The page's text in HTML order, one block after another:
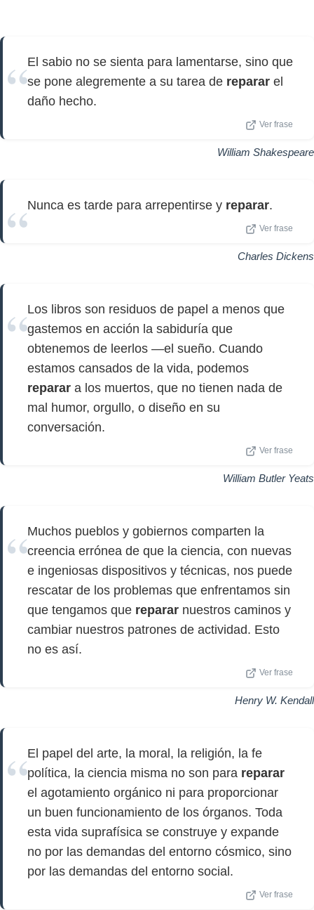
El sabio no se sienta para lamentarse, sino que
se pone alegremente a su tarea de reparar el
daño hecho.
Ver frase
William Shakespeare
Nunca es tarde para arrepentirse y reparar.
Ver frase
Charles Dickens
Los libros son residuos de papel a menos que
gastemos en acción la sabiduría que
obtenemos de leerlos —el sueño. Cuando
estamos cansados ​​de la vida, podemos
reparar a los muertos, que no tienen nada de
mal humor, orgullo, o diseño en su
conversación.
Ver frase
William Butler Yeats
Muchos pueblos y gobiernos comparten la
creencia errónea de que la ciencia, con nuevas
e ingeniosas dispositivos y técnicas, nos puede
rescatar de los problemas que enfrentamos sin
que tengamos que reparar nuestros caminos y
cambiar nuestros patrones de actividad. Esto
no es así.
Ver frase
Henry W. Kendall
El papel del arte, la moral, la religión, la fe
política, la ciencia misma no son para reparar
el agotamiento orgánico ni para proporcionar
un buen funcionamiento de los órganos. Toda
esta vida suprafísica se construye y expande
no por las demandas del entorno cósmico, sino
por las demandas del entorno social.
Ver frase